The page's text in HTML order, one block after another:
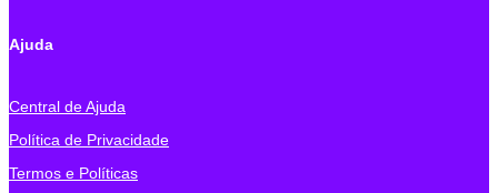
Ajuda
Central de Ajuda
Política de Privacidade
Termos e Políticas